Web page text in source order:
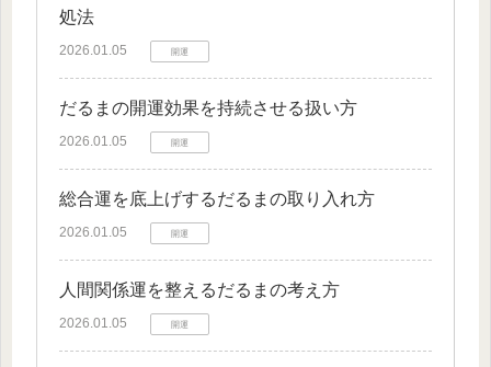
処法
2026.01.05 開運
だるまの開運効果を持続させる扱い方
2026.01.05 開運
総合運を底上げするだるまの取り入れ方
2026.01.05 開運
人間関係運を整えるだるまの考え方
2026.01.05 開運